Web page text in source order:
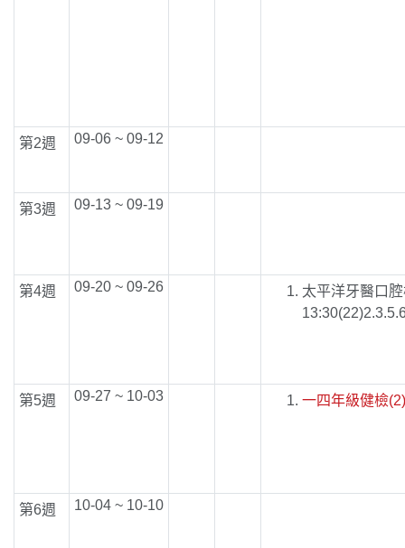
第2週 09-06 ~ 09-12
第3週 09-13 ~ 09-19
第4週 09-20 ~ 09-26
太平洋牙醫口
第5週 09-27 ~ 10-03 一四年級健檢(2)
第6週 10-04 ~ 10-10